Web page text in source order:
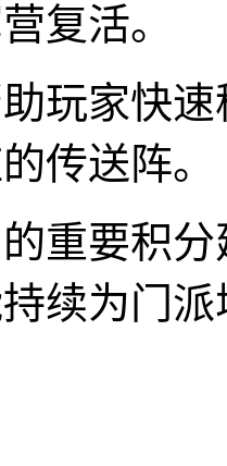
复活。
玩家快
传送阵。
重要积
续为门